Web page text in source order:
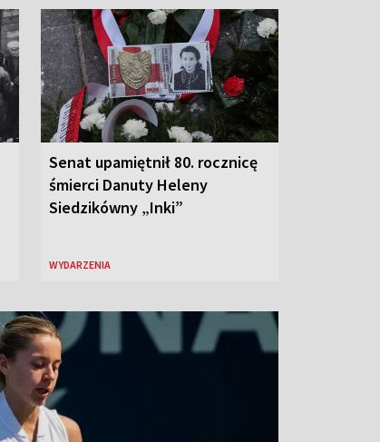
Senat upamiętnił 80. rocznicę
śmierci Danuty Heleny
Siedzikówny „Inki”
WYDARZENIA